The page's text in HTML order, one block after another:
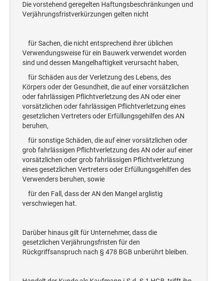
Die vorstehend geregelten Haftungsbeschränkungen und
Verjährungsfristverkürzungen gelten nicht
für Sachen, die nicht entsprechend ihrer üblichen
Verwendungsweise für ein Bauwerk verwendet worden
sind und dessen Mangelhaftigkeit verursacht haben,
für Schäden aus der Verletzung des Lebens, des
Körpers oder der Gesundheit, die auf einer vorsätzlichen
oder fahrlässigen Pflichtverletzung des AN oder einer
vorsätzlichen oder fahrlässigen Pflichtverletzung eines
gesetzlichen Vertreters oder Erfüllungsgehilfen des AN
beruhen,
für sonstige Schäden, die auf einer vorsätzlichen oder
grob fahrlässigen Pflichtverletzung des AN oder auf einer
vorsätzlichen oder grob fahrlässigen Pflichtverletzung
eines gesetzlichen Vertreters oder Erfüllungsgehilfen des
Verwenders beruhen, sowie
für den Fall, dass der AN den Mangel arglistig
verschwiegen hat.
Darüber hinaus gilt für Unternehmer, dass die
gesetzlichen Verjährungsfristen für den
Rückgriffsanspruch nach § 478 BGB unberührt bleiben.